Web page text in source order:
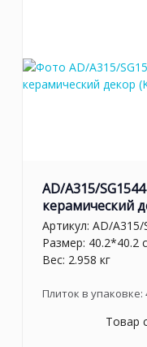
AD/A315/
керамический
Артикул: AD/A315/
Размер: 40.2*40.2
Вес: 2.958 кг
Плиток в упаковке:
Товар